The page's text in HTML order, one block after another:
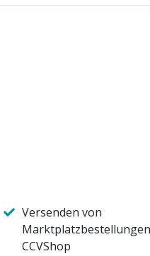
Versenden von
CCVShop